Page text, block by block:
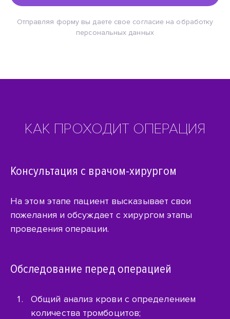
Отправляя форму вы даете свое согласие на обработку
персональных данных
КАК ПРОХОДИТ ОПЕРАЦИЯ
Консультация с врачом-хирургом
На этом этапе пациент высказывает свои
пожелания и обсуждает с хирургом этапы
проведения операции.
Обследование перед операцией
Общий анализ крови с определением
количества тромбоцитов;